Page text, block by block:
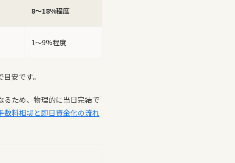
8〜18%程度
1〜9%程度
安です。
るため、物理的に当日完結で
数料相場と即日資金化の流れ